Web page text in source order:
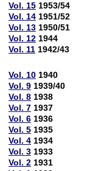
Vol. 15 1953/54
Vol. 14 1951/52
Vol. 13 1950/51
Vol. 12 1944
Vol. 11 1942/43
Vol. 10 1940
Vol. 9 1939/40
Vol. 8 1938
Vol. 7 1937
Vol. 6 1936
Vol. 5 1935
Vol. 4 1934
Vol. 3 1933
Vol. 2 1931